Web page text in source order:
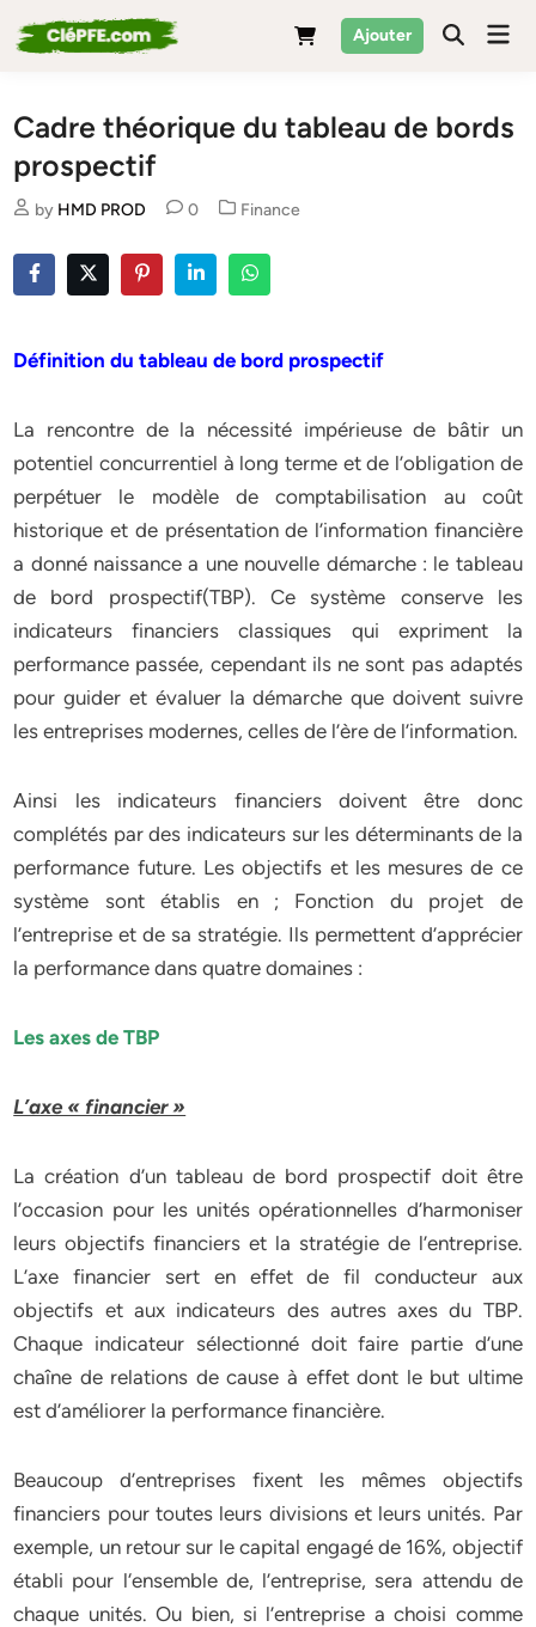
to
Ajouter
Cadre théorique du tableau de bords
prospectif
by HMD PROD 0
Posted
Finance
Définition du tableau de bord prospectif
La rencontre de la nécessité impérieuse de bâtir un
potentiel concurrentiel à long terme et de l’obligation de
perpétuer le modèle de comptabilisation au coût
historique et de présentation de l’information financière
a donné naissance a une nouvelle démarche : le tableau
de bord prospectif(TBP). Ce système conserve les
indicateurs financiers classiques qui expriment la
performance passée, cependant ils ne sont pas adaptés
pour guider et évaluer la démarche que doivent suivre
les entreprises modernes, celles de l’ère de l’information.
Ainsi les indicateurs financiers doivent être donc
complétés par des indicateurs sur les déterminants de la
performance future. Les objectifs et les mesures de ce
système sont établis en ; Fonction du projet de
l’entreprise et de sa stratégie. Ils permettent d’apprécier
la performance dans quatre domaines :
Les axes de TBP
L’axe « financier »
La création d’un tableau de bord prospectif doit être
l’occasion pour les unités opérationnelles d’harmoniser
leurs objectifs financiers et la stratégie de l’entreprise.
L’axe financier sert en effet de fil conducteur aux
objectifs et aux indicateurs des autres axes du TBP.
Chaque indicateur sélectionné doit faire partie d’une
chaîne de relations de cause à effet dont le but ultime
est d’améliorer la performance financière.
Beaucoup d’entreprises fixent les mêmes objectifs
financiers pour toutes leurs divisions et leurs unités. Par
exemple, un retour sur le capital engagé de 16%, objectif
établi pour l‘ensemble de, l’entreprise, sera attendu de
chaque unités. Ou bien, si l’entreprise a choisi comme